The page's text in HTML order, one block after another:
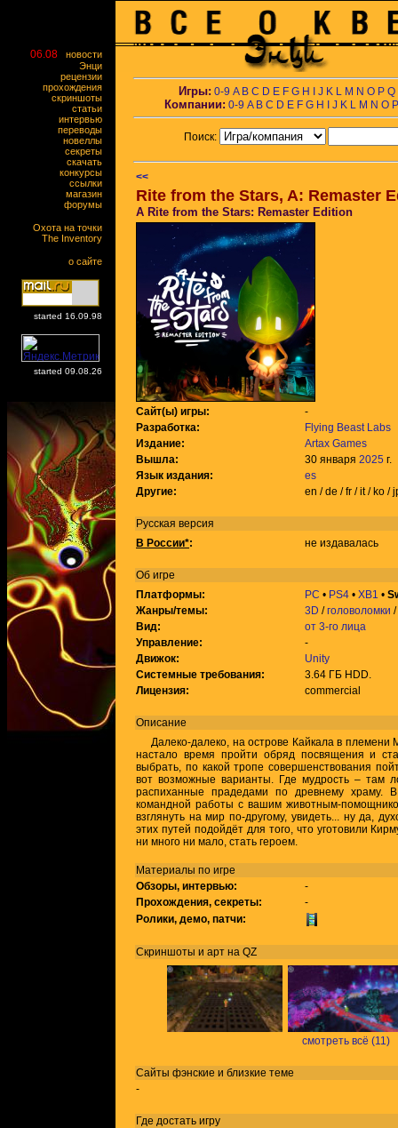
06.08
новости
Энци
рецензии
прохождения
скриншоты
статьи
интервью
переводы
новеллы
секреты
скачать
конкурсы
ссылки
магазин
форумы
Охота на точки
The Inventory
о сайте
started 16.09.98
started 09.08.26
Игры: 0-9 A B C D E F G H J K L M N O P Q
Компании: 0-9 A B C D E F G H J K L M N O P
Поиск:
<<
Rite from the Stars, A: Remaster
A Rite from the Stars: Remaster Edition
Сайт(ы) игры:
-
Разработка:
Flying Beast Labs
Издание:
Artax Games
Вышла:
30 января 2025 г.
Язык издания:
es
Другие:
en / de / fr / it / ko /
Русская версия
В России*: не издавалась
Об игре
Платформы:
PC • PS4 • XB1 •
Жанры/темы:
3D /головоломки /
Вид:
от 3-го лица
Управление:
-
Движок:
Unity
Системные требования:
3.64 ГБ HDD.
Лицензия:
commercial
Описание
Далеко-далеко, на острове Кайкала в племени
настало время пройти обряд посвящения и
выбрать, по какой тропе совершенствования
вот возможные варианты. Где мудрость – там
распиханные прадедами по древнему храму.
командной работы с вашим животным-
взглянуть на мир по-другому, увидеть... ну да,
этих путей подойдёт для того, что уготовили
ни много ни мало, стать героем.
Материалы по игре
Обзоры, интервью:
-
Прохождения, секреты:
-
Ролики, демо, патчи:
Скриншоты и арт на QZ
смотреть всё (11)
Сайты фэнские и близкие теме
-
Где достать игру